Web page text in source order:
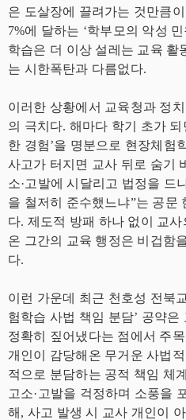
은 도살장에 끌려가는 것만큼
7%에 달하는 ‘학부모의 악성
학습은 더 이상 설레는 교육 활
는 시한폭탄과 다름없다.
이러한 상황에서 교육청과 정
의 극치다. 해마다 학기 초가
한 경험’을 명분으로 현장체험
사고가 터지면 교사 뒤로 숨기
소·고발에 시달리고 법정을 드
을 철저히 준수했느냐”는 공문
다. 제도적 방패 하나 없이 교
온 그간의 교육 행정은 비겁함
다.
이런 가운데 최근 천호성 전북
험학습 사법 책임 분담’ 공약
정확히 짚어냈다는 점에서 주
개인이 감당해온 무거운 사법
적으로 분담하는 공적 책임 체
고소·고발을 걱정하며 소풍을
해, 사고 발생 시 교사 개인이